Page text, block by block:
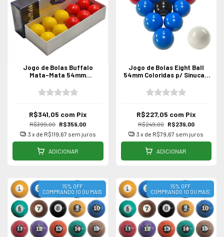
Jogo de Bolas Buffalo
Mata-Mata 54mm
R$399,00 R$359,00
R$341,05 com Pix
3 x de R$119,67 sem juros
ADICIONAR
Jogo de Bolas Eight Ball
54mm Coloridas p/ Sinuca /
R$249,00 R$239,00
R$227,05 com Pix
3 x de R$79,67 sem juros
ADICIONAR
15% OFF
COMPRANDO 10 OU MAIS
15% OFF
COMPRANDO 10 OU MAIS